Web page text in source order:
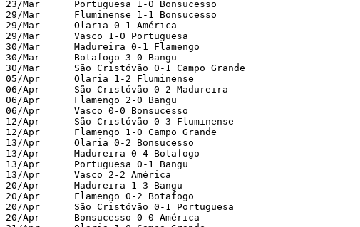
23/Mar      Portuguesa 1-0 Bonsucesso
29/Mar      Fluminense 1-1 Bonsucesso
29/Mar      Olaria 0-1 América
29/Mar      Vasco 1-0 Portuguesa
30/Mar      Madureira 0-1 Flamengo
30/Mar      Botafogo 3-0 Bangu
30/Mar      São Cristóvão 0-1 Campo Grande
05/Apr      Olaria 1-2 Fluminense
06/Apr      São Cristóvão 0-2 Madureira
06/Apr      Flamengo 2-0 Bangu
06/Apr      Vasco 0-0 Bonsucesso
12/Apr      São Cristóvão 0-3 Fluminense
12/Apr      Flamengo 1-0 Campo Grande
13/Apr      Olaria 0-2 Bonsucesso
13/Apr      Madureira 0-4 Botafogo
13/Apr      Portuguesa 0-1 Bangu
13/Apr      Vasco 2-2 América
20/Apr      Madureira 1-3 Bangu
20/Apr      Flamengo 0-2 Botafogo
20/Apr      São Cristóvão 0-1 Portuguesa
20/Apr      Bonsucesso 0-0 América